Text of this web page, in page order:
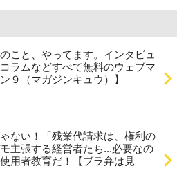
こと、やってます。インタビュ
ラムなどすべて無料のウェブマ
９（マガジンキュウ）】
ない！「残業代請求は、権利の
主張する経営者たち...必要なの
用者教育だ！【ブラ弁は見